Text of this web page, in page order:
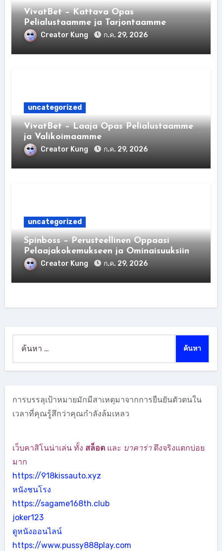
VivatBet – Kattava Opas
Pelialustaamme ja Tarjontaamme
Creator Kung ก.ค. 29, 2026
uncategorized
VivatBet – Laaja Opas Pelialustaamme
ja Valikoimaamme
Creator Kung ก.ค. 29, 2026
uncategorized
Spinboss – Perusteellinen Oppaasi
Pelaajakokemukseen ja Ominaisuuksiin
Creator Kung ก.ค. 29, 2026
สำหรับ:
การบรรลุเป้าหมายมักมีสาเหตุมาจากการยืนยันตัวตนใน
เวลาที่คุณรู้สึกว่าคุณกำลังล้มเหลว
เว็บคาสิโนน่าเล่น ทั้ง สล็อตและ บาคาร่าตึงจริงแตกบ่อย
มาก
https://918kissauto.xyz
หนังชนโรง
https://sagame168th.club
joker123
ดูหนังออนไลน์
https://www.pussy888play.com